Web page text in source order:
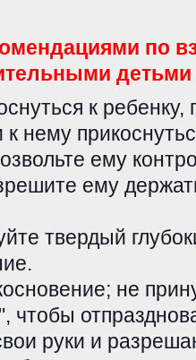
по
детьми
к ребенку,
нему
ему
ему
твердый
не
чтобы
руки и